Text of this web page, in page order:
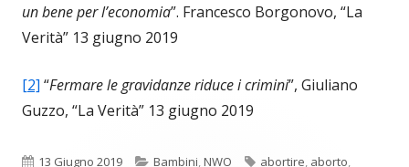
un bene per l’economia”. Francesco Borgonovo, “La
Verità” 13 giugno 2019
[2] “Fermare le gravidanze riduce i crimini”, Giuliano
Guzzo, “La Verità” 13 giugno 2019
Pubblicato
13 Giugno 2019 Categorie
Bambini,NWO Tag
abortire, aborto,